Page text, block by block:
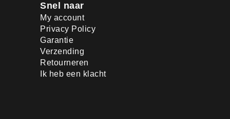
Snel naar
My account
Privacy Policy
Garantie
Verzending
Retourneren
Ik heb een klacht